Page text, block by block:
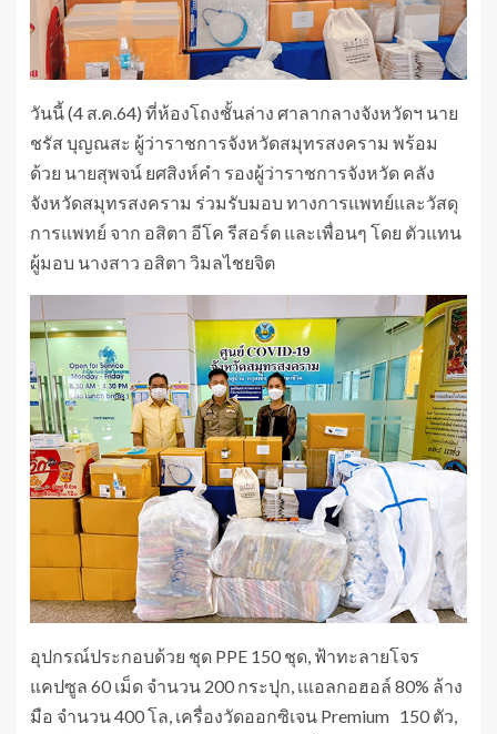
วันนี้ (4 ส.ค.64) ที่ห้องโถงชั้นล่าง ศาลากลางจังหวัดฯ นาย
ชรัส บุญณสะ ผู้ว่าราชการจังหวัดสมุทรสงคราม พร้อม
ด้วย นายสุพจน์ ยศสิงห์คำ รองผู้ว่าราชการจังหวัด คลัง
จังหวัดสมุทรสงคราม ร่วมรับมอบ ทางการแพทย์และวัสดุ
การแพทย์ จาก อสิตา อีโค รีสอร์ต และเพื่อนๆ โดย ตัวแทน
ผู้มอบ นางสาว อสิตา วิมลไชยจิต
อุปกรณ์ประกอบด้วย ชุด PPE 150 ชุด, ฟ้าทะลายโจร
แคปซูล 60 เม็ด จำนวน 200 กระปุก, เแอลกอฮอล์ 80% ล้าง
มือ จำนวน 400 โล, เครื่องวัดออกซิเจน Premium 150 ตัว,